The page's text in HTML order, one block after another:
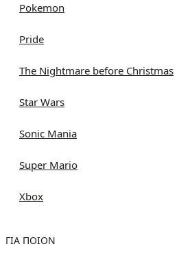
Pokemon
Pride
The Nightmare before Christmas
Star Wars
Sonic Mania
Super Mario
Xbox
ΓΙΑ ΠΟΙΌΝ